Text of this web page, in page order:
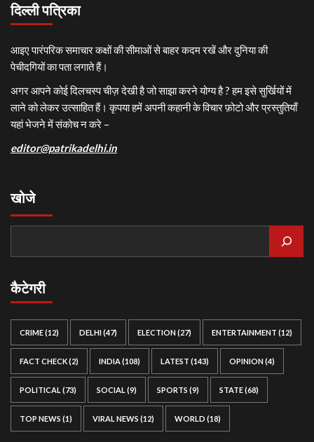
दिल्ली पत्रिका
आइए पारंपरिक समाचार कक्षों की सीमाओं से बाहर कदम रखें और दुनिया की
पेचीदगियों का पता लगाते हैं।
अगर आपने कोई दिलचस्प चीज़ देखी है जो साझा करने योग्य है ? हम इसे सुर्खियों में
लाने को लेकर उत्साहित हैं। कृपया हमें अपनी कहानी के विचार फ़ोटो और प्रस्तुतियाँ
यहां भेजने में संकोच न करे –
editor@patrikadelhi.in
खोजे
कैटेगरी
CRIME(12) DELHI(47) ELECTION(27) ENTERTAINMENT (12)
FACT CHECK(2) INDIA(108) LATEST (143) OPINION(4)
POLITICAL (73) SOCIAL (9) SPORTS (9) STATE(68)
TOP NEWS (1) VIRAL NEWS (12) WORLD (18)